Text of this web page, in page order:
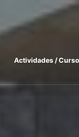
Actividades /